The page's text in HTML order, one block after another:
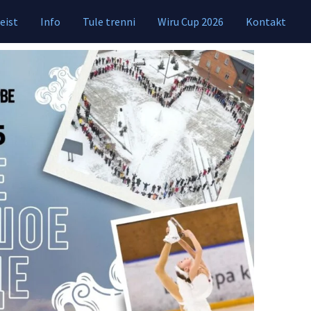
Info Tule trenni Wiru Cup 2026 Kontakt